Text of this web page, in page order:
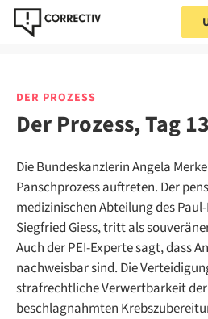
DER PROZESS
Der Prozess, Tag 13
Die Bundeskanzlerin Angela
Panschprozess auftreten. Der
medizinischen Abteilung des
Siegfried Giess, tritt als
Auch der PEI-Experte sagt, dass
nachweisbar sind. Die
strafrechtliche Verwertbarkeit der
beschlagnahmten